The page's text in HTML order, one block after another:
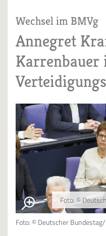
Wechsel im BMVg
Annegret
Karrenbauer
Foto: ©
Foto: © Deutscher